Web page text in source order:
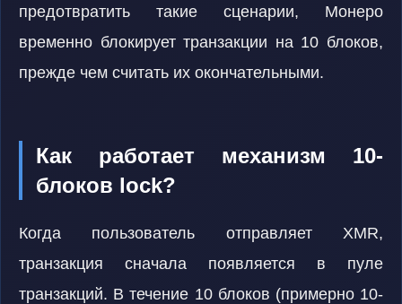
предотвратить такие сценарии, Монеро
временно блокирует транзакции на 10 блоков,
прежде чем считать их окончательными.
Как работает механизм 10-
блоков lock?
Когда пользователь отправляет XMR,
транзакция сначала появляется в пуле
транзакций. В течение 10 блоков (примерно 10-